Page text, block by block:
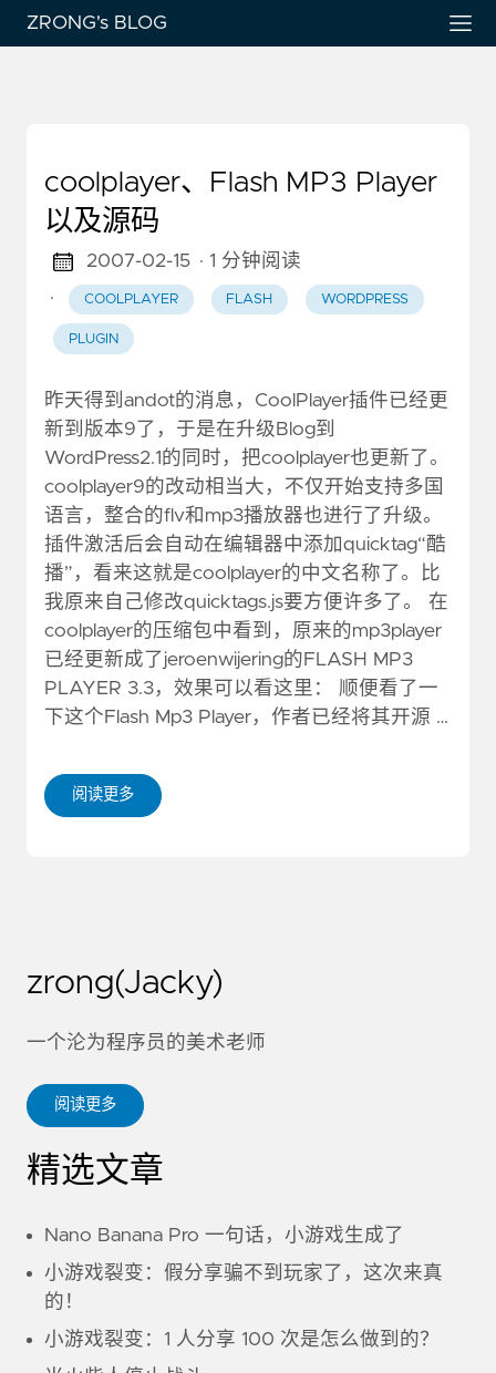
ZRONG's BLOG
coolplayer、Flash MP3 Player
以及源码
2007-02-15 · 1 分钟阅读
·
COOLPLAYER FLASH WORDPRESS
PLUGIN
昨天得到andot的消息，CoolPlayer插件已经更
新到版本9了，于是在升级Blog到
WordPress2.1的同时，把coolplayer也更新了。
coolplayer9的改动相当大，不仅开始支持多国
语言，整合的flv和mp3播放器也进行了升级。
插件激活后会自动在编辑器中添加quicktag“酷
播”，看来这就是coolplayer的中文名称了。比
我原来自己修改quicktags.js要方便许多了。 在
coolplayer的压缩包中看到，原来的mp3player
已经更新成了jeroenwijering的FLASH MP3
PLAYER 3.3，效果可以看这里： 顺便看了一
下这个Flash Mp3 Player，作者已经将其开源 …
阅读更多
zrong(Jacky)
一个沦为程序员的美术老师
阅读更多
精选文章
Nano Banana Pro 一句话，小游戏生成了
小游戏裂变：假分享骗不到玩家了，这次来真
的！
小游戏裂变：1 人分享 100 次是怎么做到的？